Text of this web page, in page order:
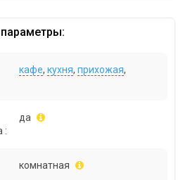
кафе,кухня,прихожая,
:
да
комнатная